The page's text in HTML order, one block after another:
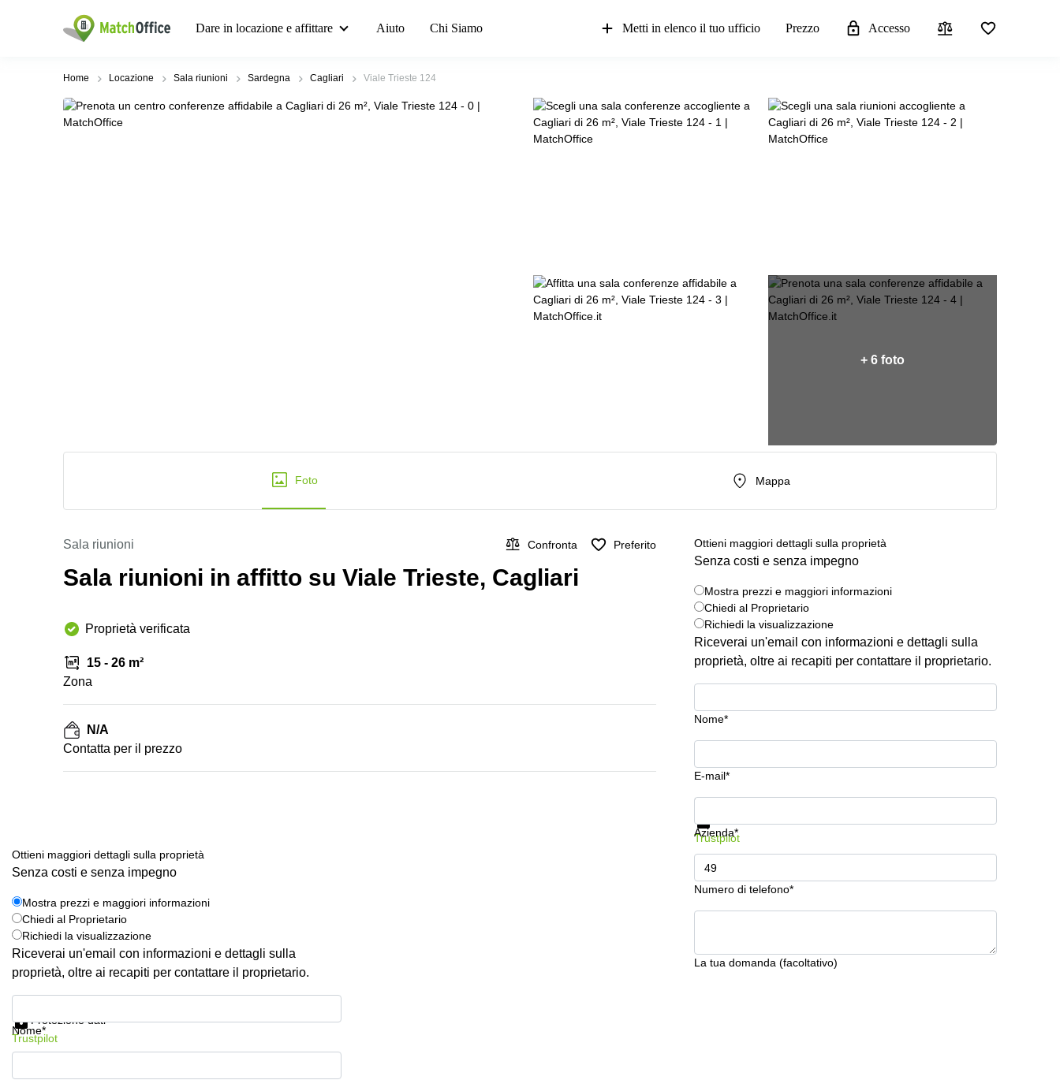
Dare in locazione e affittare Aiuto Chi Siamo Metti in elenco il tuo ufficio Prezzo Accesso
Home Locazione Sala riunioni Sardegna Cagliari Viale Trieste 124
+ 6 foto
Foto Mappa
Sala riunioni Confronta Preferito
Sala riunioni in affitto su Viale Trieste, Cagliari
Proprietà verificata
15 - 26 m²
Zona
N/A
Сontatta per il prezzo
Ottieni maggiori dettagli sulla proprietà
Senza costi e senza impegno
Mostra prezzi e maggiori informazioni
Chiedi al Proprietario
Richiedi la visualizzazione
Riceverai un'email con informazioni e dettagli sulla
proprietà, oltre ai recapiti per contattare il proprietario.
Nome*
E-mail*
Azienda*
Numero di telefono*
La tua domanda (facoltativo)
Mostra prezzi e maggiori informazioni
Trustpilot
Ottieni maggiori dettagli sulla proprietà
Senza costi e senza impegno
Mostra prezzi e maggiori informazioni
Chiedi al Proprietario
Richiedi la visualizzazione
Riceverai un'email con informazioni e dettagli sulla
proprietà, oltre ai recapiti per contattare il proprietario.
Nome*
Protezione dati
Trustpilot